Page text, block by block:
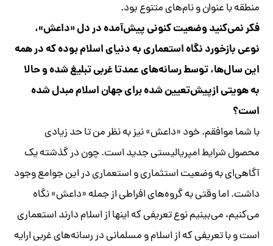
منطقه با عنوان و نام‌های متنوع بود.
فکر نمی‌کنید وضعیت کنونی پیش‌آمده در دل «داعش»،
نوعی بازخورد نگاه استعماری به دنیای اسلام بوده که در همه
این سال‌ها، توسط رسانه‌ها‌ی عمدتا غربی تبلیغ شده و حالا
به هویتی ازپیش‌تعیین شده برای جهان اسلام مبدل شده
است؟
با شما موافقم. خود «داعش» نیز به نظر من تا حد زیادی
محصول شرایط امپریالیستی جدید است. چون در گذشته یک
آگاهی‌ای به وضعیت استثماری و استعماری در این جوامع وجود
داشت. اما وقتی به گروه‌های افراطی از جمله «داعش» نگاه
می‌کنیم، می‌بینیم نوع تعریفی که اینها از اسلام دارند استعماری
است و با تعریفی که از اسلام و مسلمانی در رسانه‌های غربی ارایه